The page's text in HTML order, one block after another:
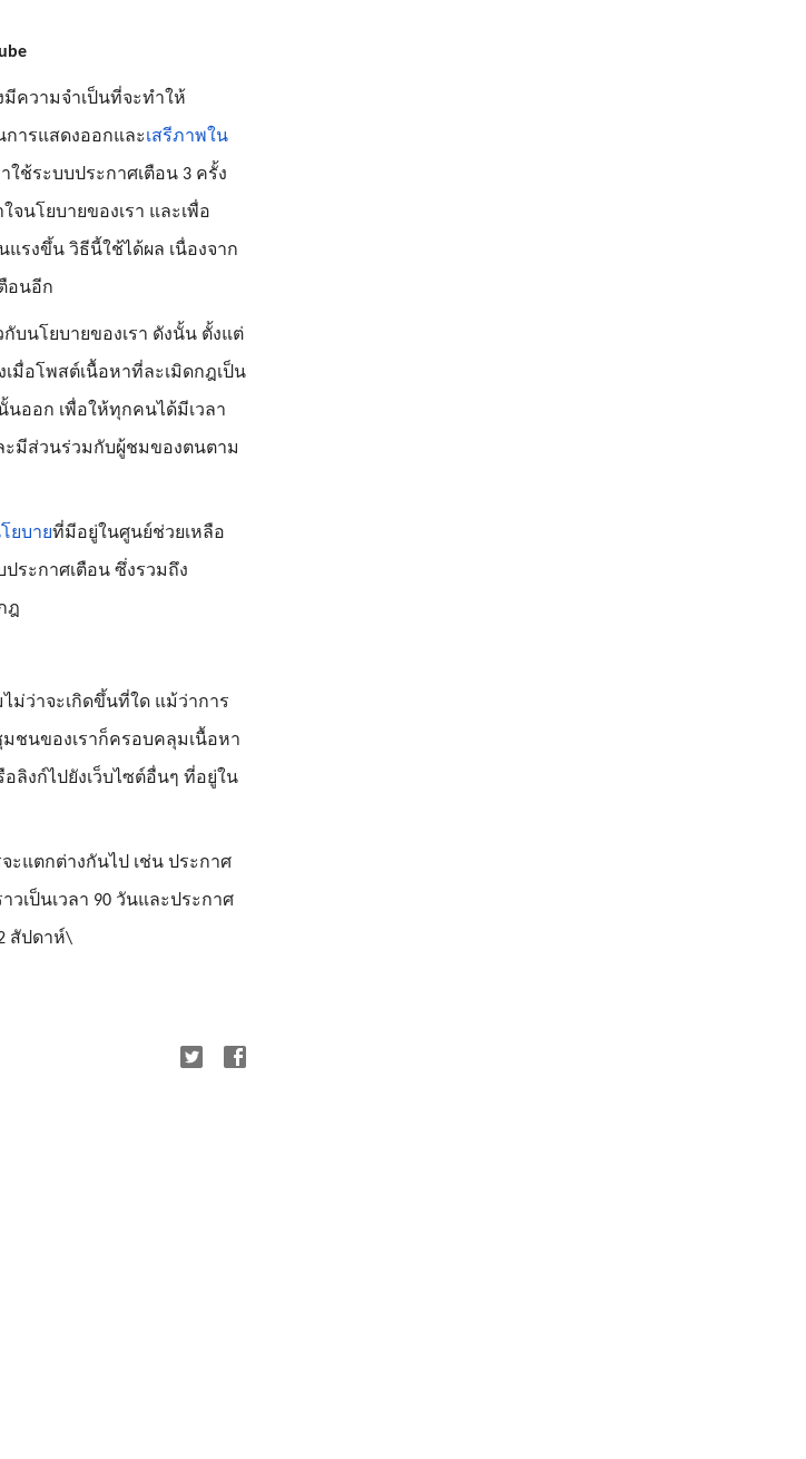
ความจำเป็นที่จะทำให้
การแสดงออกและเสรีภาพใน
ช้ระบบประกาศเตือน 3 ครั้ง
นโยบายของเรา และเพื่อ
รงขึ้น วิธีนี้ใช้ได้ผล เนื่องจาก
อนอีก
บนโยบายของเรา ดังนั้น ตั้งแต่
มื่อโพสต์เนื้อหาที่ละเมิดกฎเป็น
ออก เพื่อให้ทุกคนได้มีเวลา
มีส่วนร่วมกับผู้ชมของตนตาม
ยบายที่มีอยู่ในศูนย์ช่วยเหลือ
ประกาศเตือน ซึ่งรวมถึง
ฎ
ว่าจะเกิดขึ้นที่ใด แม้ว่าการ
ชนของเราก็ครอบคลุมเนื้อหา
ลิงก์ไปยังเว็บไซต์อื่นๆ ที่อยู่ใน
ะแตกต่างกันไป เช่น ประกาศ
เป็นเวลา 90 วันและประกาศ
สัปดาห์\